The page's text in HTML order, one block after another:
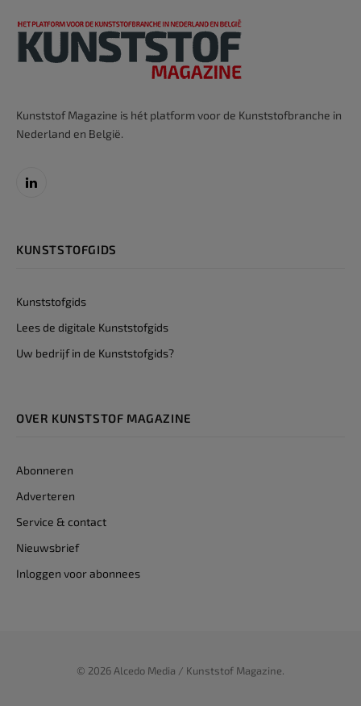
Kunststof Magazine is hét platform voor de Kunststofbranche in
Nederland en België.
LinkedIn
KUNSTSTOFGIDS
Kunststofgids
Lees de digitale Kunststofgids
Uw bedrijf in de Kunststofgids?
OVER KUNSTSTOF MAGAZINE
Abonneren
Adverteren
Service & contact
Nieuwsbrief
Inloggen voor abonnees
© 2026 Alcedo Media / Kunststof Magazine.